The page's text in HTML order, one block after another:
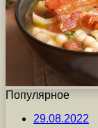
Популярное
29.08.2022